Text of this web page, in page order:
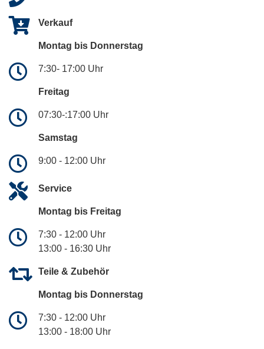
Verkauf
Montag bis Donnerstag
7:30- 17:00 Uhr
Freitag
07:30-:17:00 Uhr
Samstag
9:00 - 12:00 Uhr
Service
Montag bis Freitag
7:30 - 12:00 Uhr
13:00 - 16:30 Uhr
Teile & Zubehör
Montag bis Donnerstag
7:30 - 12:00 Uhr
13:00 - 18:00 Uhr